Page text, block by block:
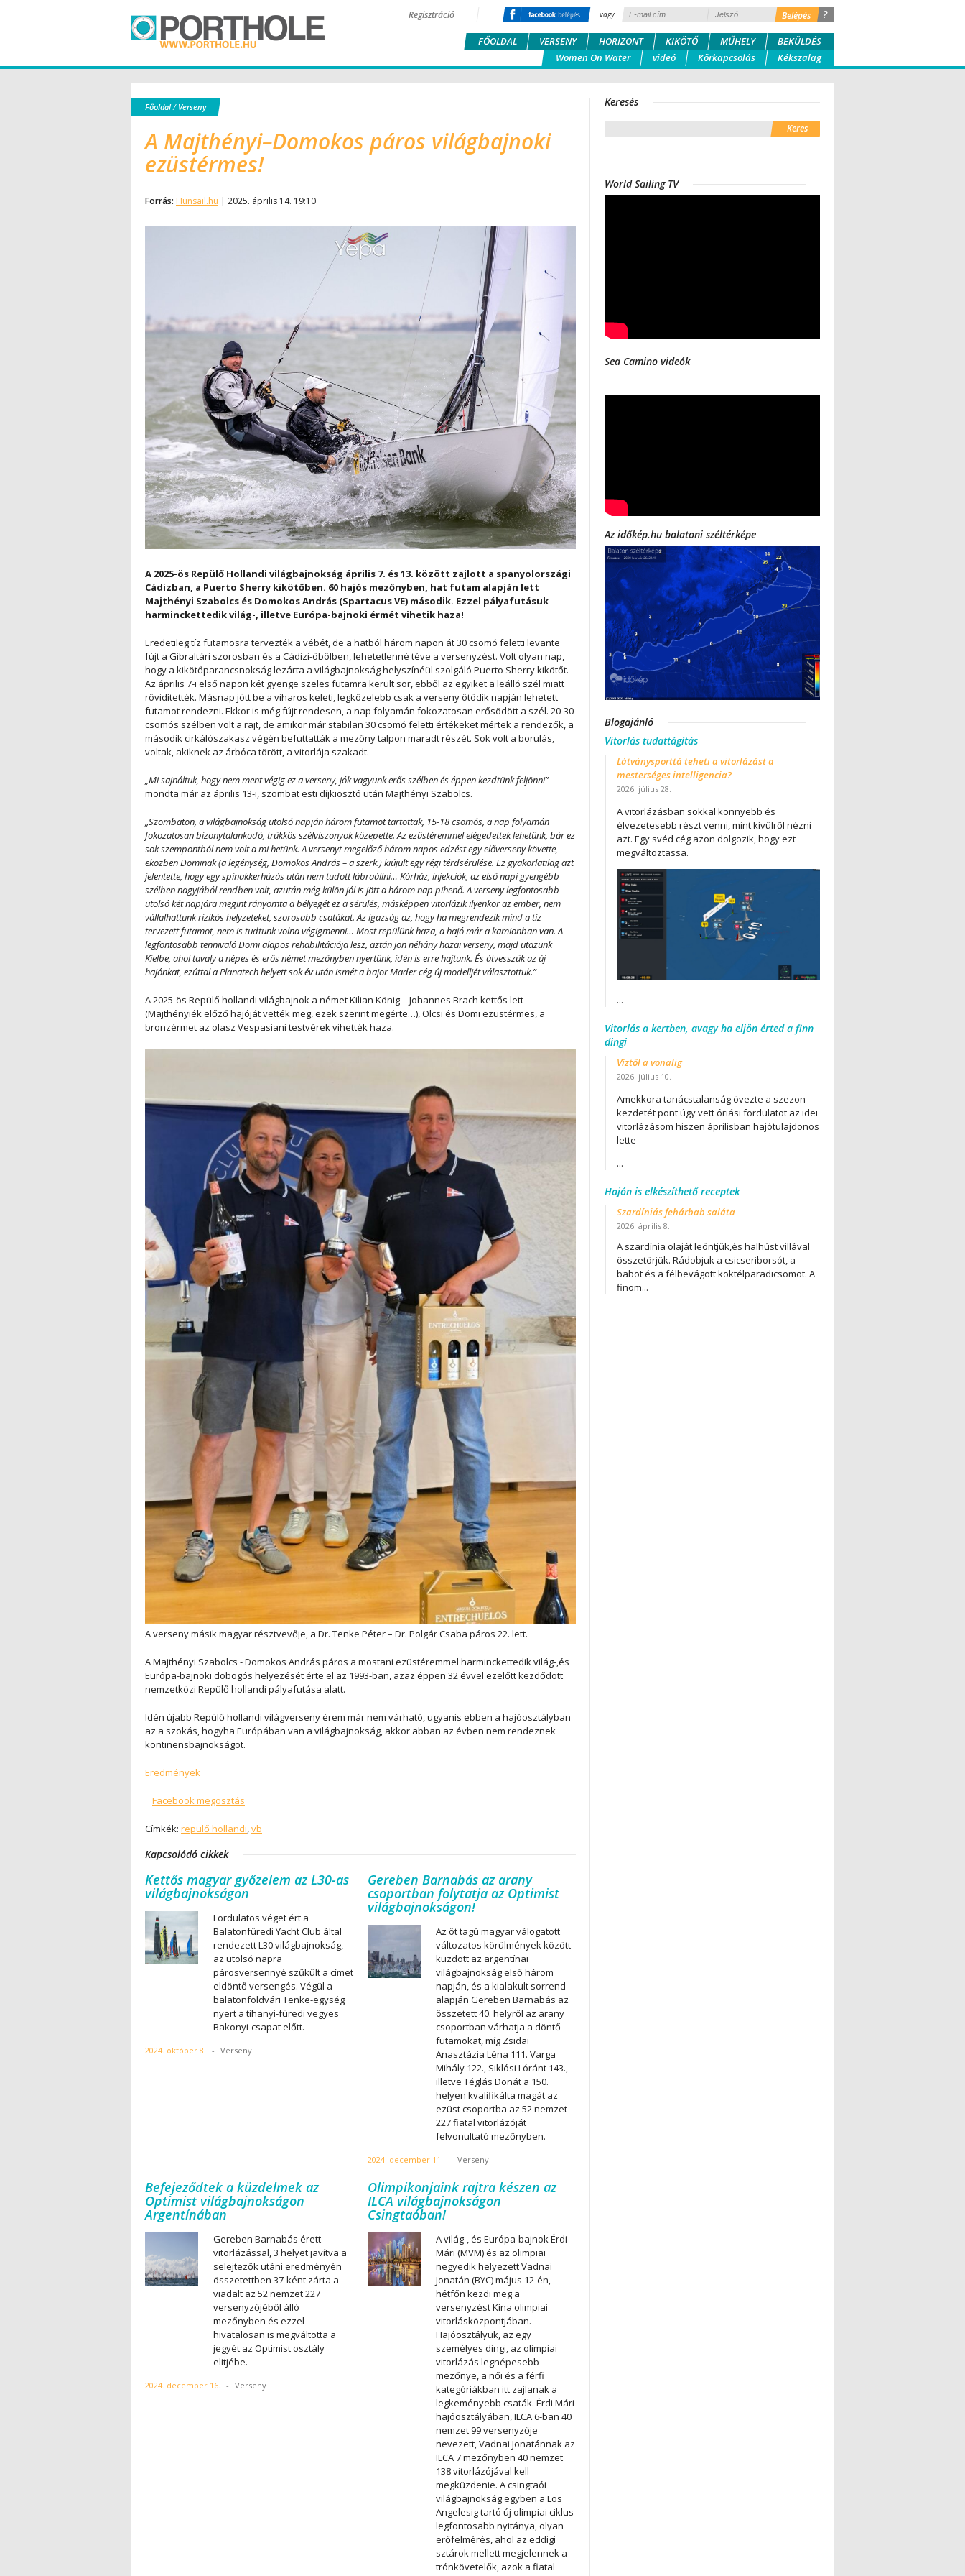
?
vagy
Regisztráció
FŐOLDAL VERSENY HORIZONT KIKÖTŐ MŰHELY
BEKÜLDÉS
Women On Water
videó Körkapcsolás Kékszalag
Főoldal/ Verseny
A Majthényi–Domokos páros világbajnoki
ezüstérmes!
Forrás: Hunsail.hu | 2025. április 14. 19:10
A 2025-ös Repülő Hollandi világbajnokság április 7. és 13. között zajlott a spanyolországi
Cádizban, a Puerto Sherry kikötőben. 60 hajós mezőnyben, hat futam alapján lett
Majthényi Szabolcs és Domokos András (Spartacus VE) második. Ezzel pályafutásuk
harminckettedik világ-, illetve Európa-bajnoki érmét vihetik haza!
Eredetileg tíz futamosra tervezték a vébét, de a hatból három napon át 30 csomó feletti levante
fújt a Gibraltári szorosban és a Cádizi-öbölben, lehetetlenné téve a versenyzést. Volt olyan nap,
hogy a kikötőparancsnokság lezárta a világbajnokság helyszínéül szolgáló Puerto Sherry kikötőt.
Az április 7-i első napon két gyenge szeles futamra került sor, ebből az egyiket a leálló szél miatt
rövidítették. Másnap jött be a viharos keleti, legközelebb csak a verseny ötödik napján lehetett
futamot rendezni. Ekkor is még fújt rendesen, a nap folyamán fokozatosan erősödött a szél. 20-30
csomós szélben volt a rajt, de amikor már stabilan 30 csomó feletti értékeket mértek a rendezők, a
második cirkálószakasz végén befuttatták a mezőny talpon maradt részét. Sok volt a borulás,
voltak, akiknek az árbóca törött, a vitorlája szakadt.
„Mi sajnáltuk, hogy nem ment végig ez a verseny, jók vagyunk erős szélben és éppen kezdtünk feljönni”–
mondta már az április 13-i, szombat esti díjkiosztó után Majthényi Szabolcs.
„Szombaton, a világbajnokság utolsó napján három futamot tartottak, 15-18 csomós, a nap folyamán
fokozatosan bizonytalankodó, trükkös szélviszonyok közepette. Az ezüstéremmel elégedettek lehetünk, bár ez
sok szempontból nem volt a mi hetünk. A versenyt megelőző három napos edzést egy előverseny követte,
eközben Dominak (a legénység, Domokos András – a szerk.) kiújult egy régi térdsérülése. Ez gyakorlatilag azt
jelentette, hogy egy spinakkerhúzás után nem tudott lábraállni… Kórház, injekciók, az első napi gyengébb
szélben nagyjából rendben volt, azután még külön jól is jött a három nap pihenő. A verseny legfontosabb
utolsó két napjára megint rányomta a bélyegét ez a sérülés, másképpen vitorlázik ilyenkor az ember, nem
vállalhattunk rizikós helyzeteket, szorosabb csatákat. Az igazság az, hogy ha megrendezik mind a tíz
tervezett futamot, nem is tudtunk volna végigmenni… Most repülünk haza, a hajó már a kamionban van. A
legfontosabb tennivaló Domi alapos rehabilitációja lesz, aztán jön néhány hazai verseny, majd utazunk
Kielbe, ahol tavaly a népes és erős német mezőnyben nyertünk, idén is erre hajtunk. És átvesszük az új
hajónkat, ezúttal a Planatech helyett sok év után ismét a bajor Mader cég új modelljét választottuk.”
A 2025-ös Repülő hollandi világbajnok a német Kilian König – Johannes Brach kettős lett
(Majthényiék előző hajóját vették meg, ezek szerint megérte…), Olcsi és Domi ezüstérmes, a
bronzérmet az olasz Vespasiani testvérek vihették haza.
A verseny másik magyar résztvevője, a Dr. Tenke Péter – Dr. Polgár Csaba páros 22. lett.
A Majthényi Szabolcs - Domokos András páros a mostani ezüstéremmel harminckettedik világ-,és
Európa-bajnoki dobogós helyezését érte el az 1993-ban, azaz éppen 32 évvel ezelőtt kezdődött
nemzetközi Repülő hollandi pályafutása alatt.
Idén újabb Repülő hollandi világverseny érem már nem várható, ugyanis ebben a hajóosztályban
az a szokás, hogyha Európában van a világbajnokság, akkor abban az évben nem rendeznek
kontinensbajnokságot.
Eredmények
Facebook megosztás
Címkék: repülő hollandi,vb
Kapcsolódó cikkek
Kettős magyar győzelem az L30-as
világbajnokságon
Fordulatos véget ért a
Balatonfüredi Yacht Club által
rendezett L30 világbajnokság,
az utolsó napra
párosversennyé szűkült a címet
eldöntő versengés. Végül a
balatonföldvári Tenke-egység
nyert a tihanyi-füredi vegyes
Bakonyi-csapat előtt.
2024. október 8. - Verseny
Gereben Barnabás az arany
csoportban folytatja az Optimist
világbajnokságon!
Az öt tagú magyar válogatott
változatos körülmények között
küzdött az argentínai
világbajnokság első három
napján, és a kialakult sorrend
alapján Gereben Barnabás az
összetett 40. helyről az arany
csoportban várhatja a döntő
futamokat, míg Zsidai
Anasztázia Léna 111. Varga
Mihály 122., Siklósi Lóránt 143.,
illetve Téglás Donát a 150.
helyen kvalifikálta magát az
ezüst csoportba az 52 nemzet
227 fiatal vitorlázóját
felvonultató mezőnyben.
2024. december 11. - Verseny
Befejeződtek a küzdelmek az
Optimist világbajnokságon
Argentínában
Gereben Barnabás érett
vitorlázással, 3 helyet javítva a
selejtezők utáni eredményén
összetettben 37-ként zárta a
viadalt az 52 nemzet 227
versenyzőjéből álló
mezőnyben és ezzel
hivatalosan is megváltotta a
jegyét az Optimist osztály
elitjébe.
2024. december 16. - Verseny
Olimpikonjaink rajtra készen az
ILCA világbajnokságon
Csingtaóban!
A világ-, és Európa-bajnok Érdi
Mári (MVM) és az olimpiai
negyedik helyezett Vadnai
Jonatán (BYC) május 12-én,
hétfőn kezdi meg a
versenyzést Kína olimpiai
vitorlásközpontjában.
Hajóosztályuk, az egy
személyes dingi, az olimpiai
vitorlázás legnépesebb
mezőnye, a női és a férfi
kategóriákban itt zajlanak a
legkeményebb csaták. Érdi Mári
hajóosztályában, ILCA 6-ban 40
nemzet 99 versenyzője
nevezett, Vadnai Jonatánnak az
ILCA 7 mezőnyben 40 nemzet
138 vitorlázójával kell
megküzdenie. A csingtaói
világbajnokság egyben a Los
Angelesig tartó új olimpiai ciklus
legfontosabb nyitánya, olyan
erőfelmérés, ahol az eddigi
sztárok mellett megjelennek a
trónkövetelők, azok a fiatal
Keresés
World Sailing TV
Sea Camino videók
Az időkép.hu balatoni széltérképe
Blogajánló
Vitorlás tudattágítás
Látványsporttá teheti a vitorlázást a
mesterséges intelligencia?
2026. július 28.
A vitorlázásban sokkal könnyebb és
élvezetesebb részt venni, mint kívülről nézni
azt. Egy svéd cég azon dolgozik, hogy ezt
megváltoztassa.
...
Vitorlás a kertben, avagy ha eljön érted a finn
dingi
Víztől a vonalig
2026. július 10.
Amekkora tanácstalanság övezte a szezon
kezdetét pont úgy vett óriási fordulatot az idei
vitorlázásom hiszen áprilisban hajótulajdonos
lette
...
Hajón is elkészíthető receptek
Szardíniás fehárbab saláta
2026. április 8.
A szardínia olaját leöntjük,és halhúst villával
összetörjük. Rádobjuk a csicseriborsót, a
babot és a félbevágott koktélparadicsomot. A
finom...